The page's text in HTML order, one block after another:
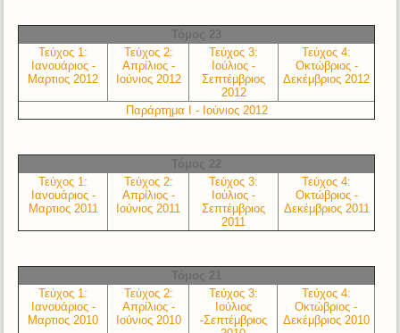
Τεύχος 1:
Ιανουάριος -
Μαρτιος 2012
Τεύχος 2:
Απρίλιος -
Ιούνιος 2012
Τεύχος 3:
Ιούλιος -
Σεπτέμβριος
2012
Τεύχος 4:
Οκτώβριος -
Δεκέμβριος 2012
Παράρτημα Ι - Ιούνιος 2012
Τεύχος 1:
Ιανουάριος -
Μαρτιος 2011
Τεύχος 2:
Απρίλιος -
Ιούνιος 2011
Τεύχος 3:
Ιούλιος -
Σεπτέμβριος
2011
Τεύχος 4:
Οκτώβριος -
Δεκέμβριος 2011
Τεύχος 1:
Ιανουάριος -
Μαρτιος 2010
Τεύχος 2:
Απρίλιος -
Ιούνιος 2010
Τεύχος 3:
Ιούλιος
-Σεπτέμβριος
Τεύχος 4:
Οκτώβριος -
Δεκέμβριος 2010